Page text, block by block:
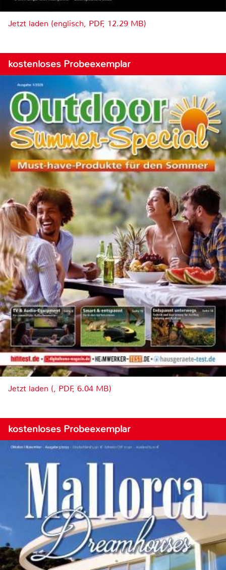
Jetzt laden (englisch, PDF, 12.29 MB)
kostenloses Probeexemplar
Jetzt laden (, PDF, 6.04 MB)
kostenloses Probeexemplar